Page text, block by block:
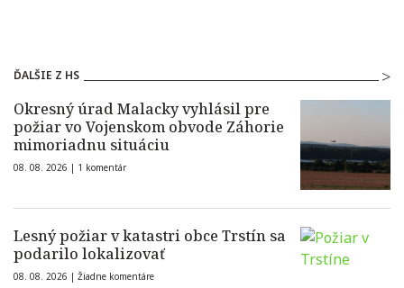
ĎALŠIE Z HS
Okresný úrad Malacky vyhlásil pre
požiar vo Vojenskom obvode Záhorie
mimoriadnu situáciu
08. 08. 2026 | 1 komentár
Lesný požiar v katastri obce Trstín sa
podarilo lokalizovať
08. 08. 2026 | Žiadne komentáre